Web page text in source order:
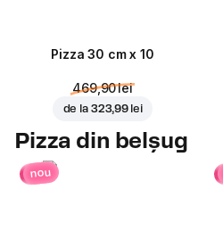
Pizza 30 cm x 10
469,90 lei
de la 323,99 lei
Pizza din belșug
nou